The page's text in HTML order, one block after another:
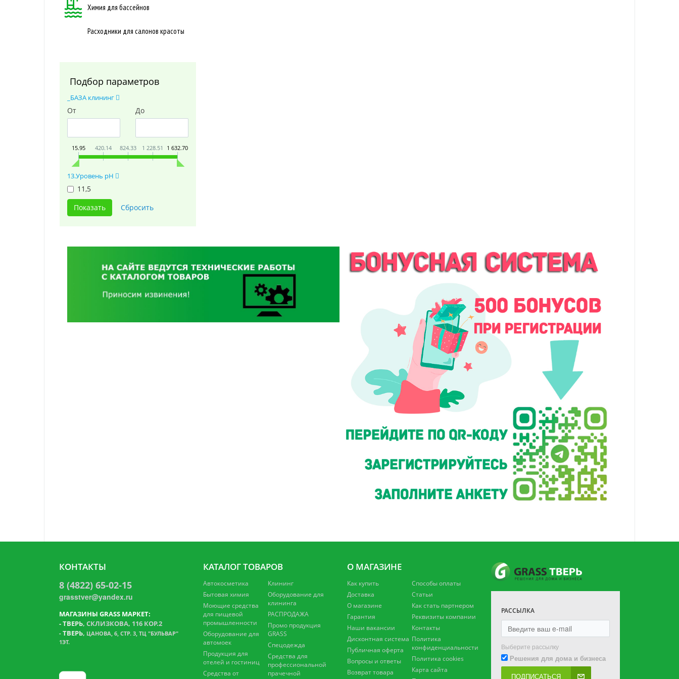
Химия для бассейнов
Расходники для салонов красоты
Подбор параметров
_БАЗА клининг
От До
15.95 420.14 824.33 1 228.51 1 632.70
13.Уровень pH
11,5
КОНТАКТЫ
8 (4822) 65-02-15
grasstver@yandex.ru
МАГАЗИНЫ GRASS МАРКЕТ:
-ТВЕРЬ, СКЛИЗКОВА, 116 КОР.2
- ТВЕРЬ, ЦАНОВА, 6, СТР. 3, ТЦ "БУЛЬВАР"
1ЭТ.
КАТАЛОГ ТОВАРОВ
Автокосметика
Бытовая химия
Моющие средства
для пищевой
промышленности
Оборудование для
автомоек
Продукция для
отелей и гостиниц
Средства от
Клининг
Оборудование для
клининга
РАСПРОДАЖА
Промо продукция
GRASS
Спецодежда
Средства для
профессиональной
прачечной
О МАГАЗИНЕ
Как купить
Доставка
О магазине
Гарантия
Наши вакансии
Дисконтная система
Публичная оферта
Вопросы и ответы
Возврат товара
Способы оплаты
Статьи
Как стать партнером
Реквизиты компании
Контакты
Политика
конфиденциальности
Политика cookies
Карта сайта
РАССЫЛКА
Выберите рассылку
Решения для дома и бизнеса
ПОДПИСАТЬСЯ